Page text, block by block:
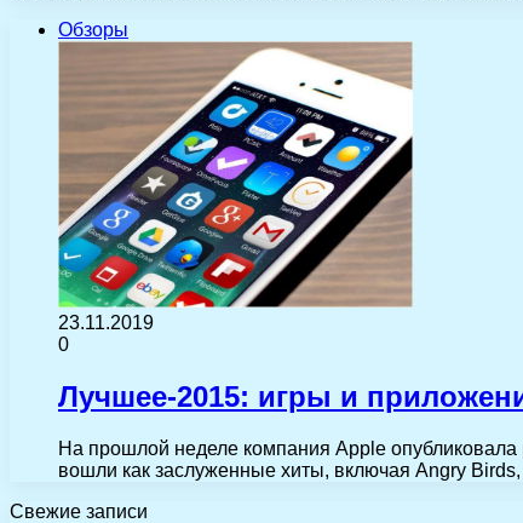
Обзоры
23.11.2019
0
Лучшее-2015: игры и
На прошлой неделе компания Apple опубликовала
вошли как заслуженные хиты, включая Angry
Свежие записи